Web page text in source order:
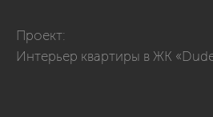
Проект:
Интерьер квартиры в ЖК